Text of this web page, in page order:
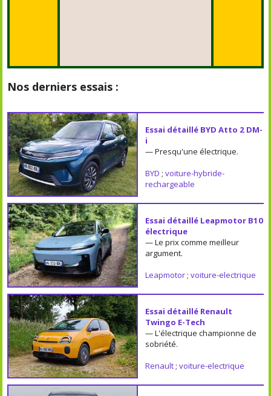
Nos derniers essais :
Essai détaillé BYD Atto 2 DM-
i
— Presqu'une électrique.
BYD ; voiture-hybride-
rechargeable
Essai détaillé Leapmotor B10
électrique
— Le prix comme meilleur
argument.
Leapmotor; voiture-electrique
Essai détaillé Renault
Twingo E-Tech
— L'électrique championne de
sobriété.
Renault; voiture-electrique